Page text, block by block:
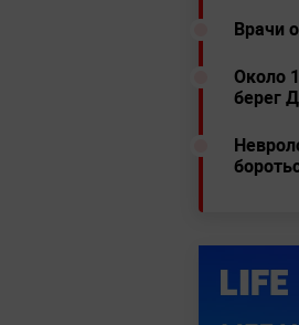
Врачи
Около
берег